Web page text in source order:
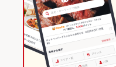
食べ放題
なし ：ございませ
4500円がおすすめ
カクテル充実、焼
紙屋町西駅 × 創作料理
紙屋町西駅 × 和風
広島 × 和風